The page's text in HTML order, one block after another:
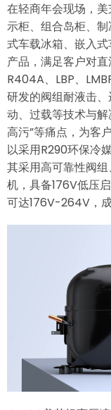
在轻商年会现场，
示柜、组合岛柜、
式车载冰箱、嵌入
产品，满足客户对直
R404A、LBP、
研发的阀组耐液击
动、过载等技术与解
高污”等痛点，为客
以采用R290环保冷
其采用高可靠性阀
机，具备176V低压
可达176V-264V，成